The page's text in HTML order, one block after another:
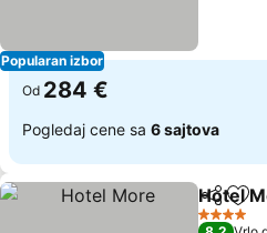
Popularan izbor
Od 284 €
Pogledaj cene sa 6 sajtova
Deli
Hotel
4 Zvezdice